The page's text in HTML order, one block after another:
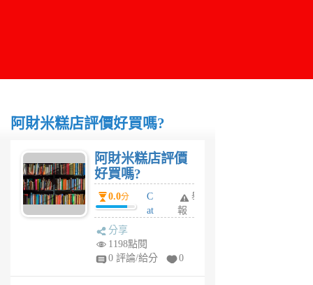
阿財米糕店評價好買嗎?
阿財米糕店評價
好買嗎?
0.0分
C
at
年
舉
報
分享
1198點閱
0 評論/給分
0